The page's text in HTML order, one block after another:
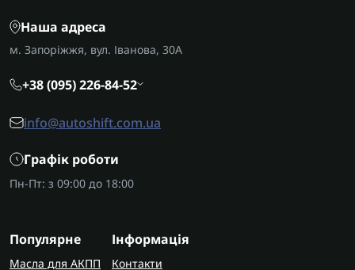
Наша адреса
м. Запоріжжя, вул. Іванова, 30А
+38 (095) 226-84-52
info@autoshift.com.ua
Графік роботи
Пн-Пт: з 09:00 до 18:00
Популярне
Масла для АКПП
Інформація
Контакти